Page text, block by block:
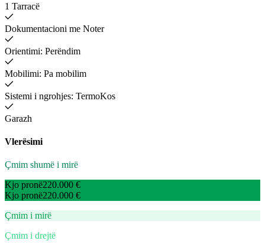
1 Tarracë
Dokumentacioni me Noter
Orientimi: Perëndim
Mobilimi: Pa mobilim
Sistemi i ngrohjes: TermoKos
Garazh
Vlerësimi
Çmim shumë i mirë
Kjo pronë220.000 €
Kjo pronë220.000 €
Çmim i mirë
Çmim i drejtë